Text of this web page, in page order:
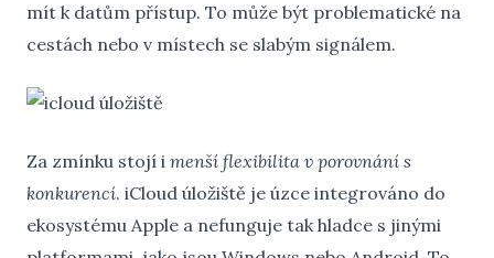
mít k datům přístup. To může být problematické na
cestách nebo v místech se slabým signálem.
Za zmínku stojí i menší flexibilita v porovnání s
konkurencí. iCloud úložiště je úzce integrováno do
ekosystému Apple a nefunguje tak hladce s jinými